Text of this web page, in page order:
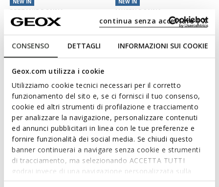
CONSENSO DETTAGLI INFORMAZIONI SUI COOKIE
Geox.com utilizza i cookie
Utilizziamo cookie tecnici necessari per il corretto
funzionamento del sito e, se ci fornisci il tuo consenso,
cookie ed altri strumenti di profilazione e tracciamento
per analizzare la navigazione, personalizzare contenuti
ed annunci pubblicitari in linea con le tue preferenze e
fornire funzionalità dei social media. Se chiudi questo
banner continuerai a navigare senza cookie e strumenti
di tracciamento, ma selezionando ACCETTA TUTTI
godrai invece di una navigazione personalizzata sulla
base dei tuoi gusti ed interessi. Selezionando
continua senza accettare | X
NEW IN
BETTANIE DONNA
Piumino Lungo
3 COLORI
NEW IN
JAYSEN DONNA
Piumino imbottito
3 COLORI
NEW IN
JAYSEN DONNA
NEW IN
BETTANIE DONNA